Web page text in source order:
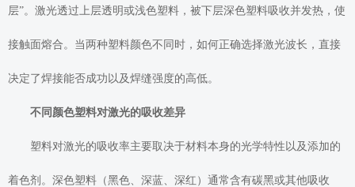
层”。激光透过上层透明或浅色塑料，被下层深色塑料吸收并发热，使
接触面熔合。当两种塑料颜色不同时，如何正确选择激光波长，直接
决定了焊接能否成功以及焊缝强度的高低。
不同颜色塑料对激光的吸收差异
塑料对激光的吸收率主要取决于材料本身的光学特性以及添加的
着色剂。深色塑料（黑色、深蓝、深红）通常含有碳黑或其他吸收